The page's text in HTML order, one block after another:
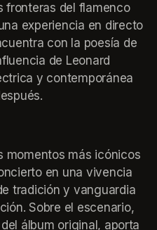
fronteras del flamenco
experiencia en directo
con la poesía de
de Leonard
y contemporánea
momentos más icónicos
en una vivencia
tradición y vanguardia
Sobre el escenario,
álbum original, aporta